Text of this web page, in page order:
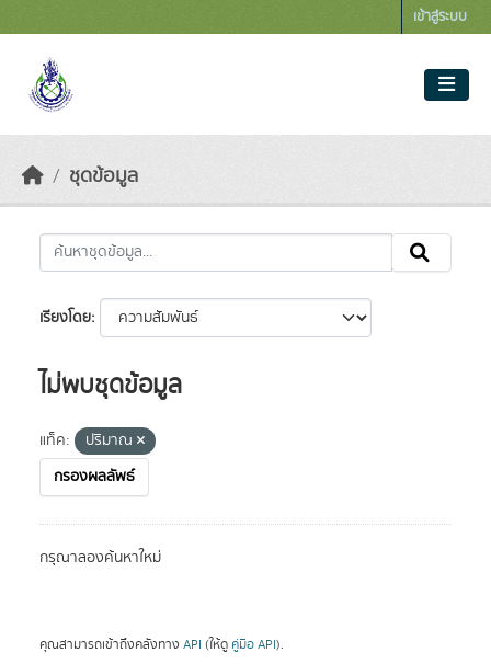
เข้าสู่ระบบ
ชุดข้อมูล
เรียงโดย
ไม่พบชุดข้อมูล
แท็ค:
ปริมาณ
กรองผลลัพธ์
กรุณาลองค้นหาใหม่
คุณสามารถเข้าถึงคลังทาง API (ให้ดู คู่มือ API).